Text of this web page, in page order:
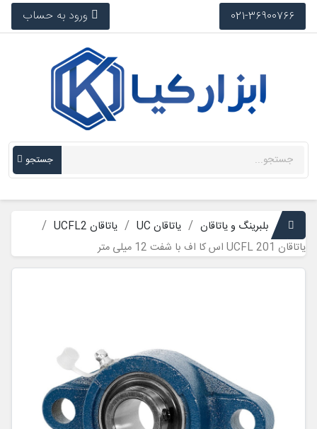
021-36900766 ورود به حساب
جستجو
بلبرینگ و یاتاقان یاتاقان UC
یاتاقان UCFL2
یاتاقان UCFL 201 اس کا اف با شفت 12 میلی متر